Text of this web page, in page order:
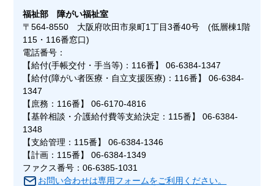
福祉部
障がい福祉室
〒564-8550 大阪府吹田市泉町1丁目3番40号 (低層棟1階
115・116番窓口)
電話番号：
【給付(手帳交付・手当等)：116番】 06-6384-1347
【給付(障がい者医療・自立支援医療)：116番】 06-6384-
1347
【庶務：116番】 06-6170-4816
【基幹相談・介護給付費等支給決定：115番】 06-6384-
1348
【支給管理：115番】 06-6384-1346
【計画：115番】 06-6384-1349
ファクス番号：06-6385-1031
お問い合わせは専用フォームをご利用ください。